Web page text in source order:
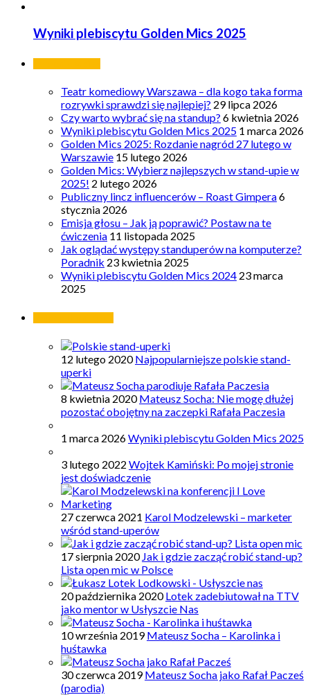
Wyniki plebiscytu Golden Mics 2025
Teatr komediowy Warszawa – dla kogo taka forma
rozrywki sprawdzi się najlepiej? 29 lipca 2026
Czy warto wybrać się na standup? 6 kwietnia 2026
Wyniki plebiscytu Golden Mics 2025 1 marca 2026
Golden Mics 2025: Rozdanie nagród 27 lutego w
Warszawie 15 lutego 2026
Golden Mics: Wybierz najlepszych w stand-upie w
2025! 2 lutego 2026
Publiczny lincz influencerów – Roast Gimpera6
stycznia 2026
Emisja głosu – Jak ją poprawić? Postaw na te
ćwiczenia 11 listopada 2025
Jak oglądać występy standuperów na komputerze?
Poradnik 23 kwietnia 2025
Wyniki plebiscytu Golden Mics 2024 23 marca
2025
12 lutego 2020 Najpopularniejsze polskie stand-
uperki
8 kwietnia 2020 Mateusz Socha: Nie mogę dłużej
pozostać obojętny na zaczepki Rafała Paczesia
1 marca 2026Wyniki plebiscytu Golden Mics 2025
3 lutego 2022 Wojtek Kamiński: Po mojej stronie
jest doświadczenie
27 czerwca 2021 Karol Modzelewski – marketer
wśród stand-uperów
17 sierpnia 2020 Jak i gdzie zacząć robić stand-up?
Lista open mic w Polsce
20 października 2020 Lotek zadebiutował na TTV
jako mentor w Usłyszcie Nas
10 września 2019 Mateusz Socha – Karolinka i
huśtawka
30 czerwca 2019 Mateusz Socha jako Rafał Pacześ
(parodia)